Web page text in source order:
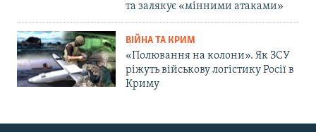
та залякує «мінними атаками»
ВІЙНА ТА КРИМ
«Полювання на колони». Як ЗСУ
ріжуть військову логістику Росії в
Криму